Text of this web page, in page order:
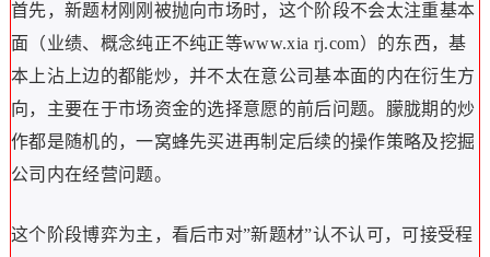
首先，新题材刚刚被抛向市场时，这个阶段不会太注重基本
面（业绩、概念纯正不纯正等www.xia rj.com）的东西，基
本上沾上边的都能炒，并不太在意公司基本面的内在衍生方
向，主要在于市场资金的选择意愿的前后问题。朦胧期的炒
作都是随机的，一窝蜂先买进再制定后续的操作策略及挖掘
公司内在经营问题。
这个阶段博弈为主，看后市对”新题材”认不认可，可接受程